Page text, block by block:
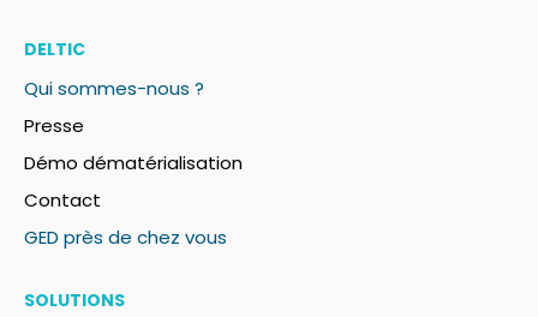
DELTIC
Qui sommes-nous ?
Presse
Démo dématérialisation
Contact
GED près de chez vous
SOLUTIONS